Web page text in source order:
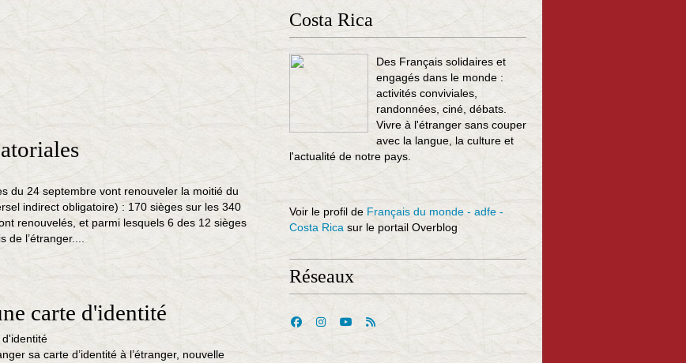
du 24 septembre vont renouveler la moitié du
indirect obligatoire) : 170 sièges sur les 340
renouvelés, et parmi lesquels 6 des 12 sièges
l’étranger....
carte d'identité
sa carte d’identité à l’étranger, nouvelle
Costa Rica
Des Français solidaires et
engagés dans le monde :
activités conviviales,
randonnées, ciné, débats.
Vivre à l'étranger sans couper
avec la langue, la culture et
l'actualité de notre pays.
Voir le profil de Français du monde - adfe -
Costa Rica sur le portail Overblog
Réseaux